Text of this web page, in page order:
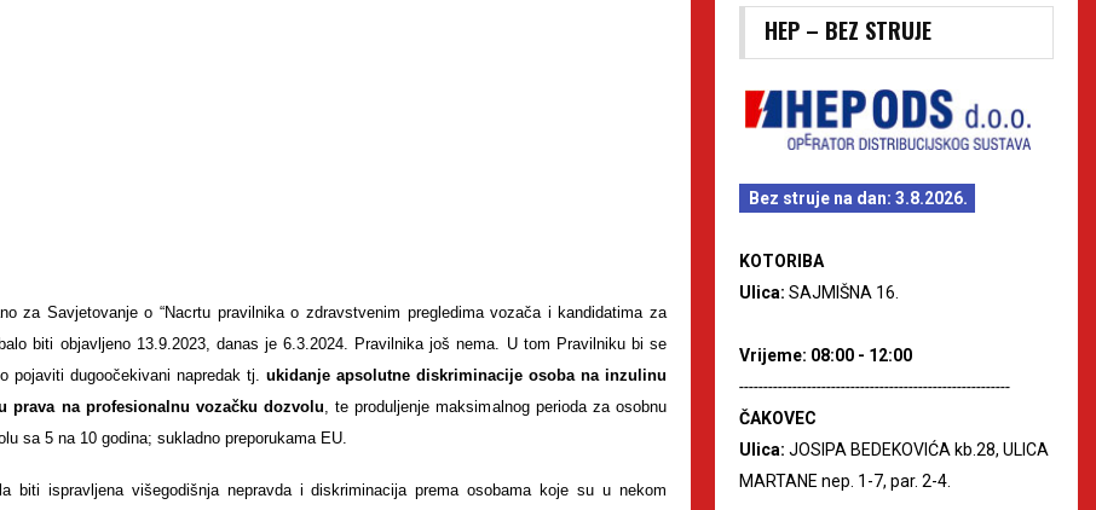
za Savjetovanje o “Nacrtu pravilnika o zdravstvenim pregledima vozača i kandidatima za
biti objavljeno 13.9.2023, danas je 6.3.2024. Pravilnika još nema. U tom Pravilniku bi se
pojaviti dugoočekivani napredak tj. ukidanje apsolutne diskriminacije osoba na inzulinu
prava na profesionalnu vozačku dozvolu , te produljenje maksimalnog perioda za osobnu
sa 5 na 10 godina; sukladno preporukama EU.
biti ispravljena višegodišnja nepravda i diskriminacija prema osobama koje su u nekom
HEP – BEZ STRUJE
Bez struje na dan: 3.8.2026.
KOTORIBA
Ulica: SAJMIŠNA 16.
Vrijeme: 08:00 - 12:00
--------------------------------------------------------
ČAKOVEC
Ulica: JOSIPA BEDEKOVIĆA kb.28, ULICA
MARTANE nep. 1-7, par. 2-4.